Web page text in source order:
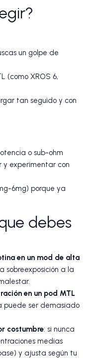
un golpe de
(como XROS 6,
tan seguido y con
o sub-ohm
y experimentar con
6mg) porque ya
debes
en un mod de alta
sobreexposición a la
en un pod MTL
puede ser demasiado
costumbre: si nunca
medias
y ajusta según tu